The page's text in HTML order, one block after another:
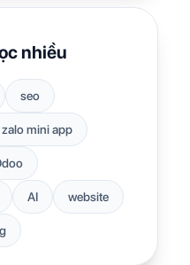
nhiều
seo
zalo mini app
AI website